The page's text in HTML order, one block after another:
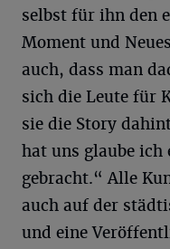
selbst für ihn den
Moment und
auch, dass man
sich die Leute für
sie die Story
hat uns glaube ich
gebracht.“ Alle
auch auf der
und eine